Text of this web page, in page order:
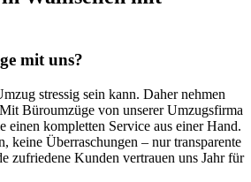
mit uns?
stressig sein kann. Daher nehmen
Büroumzüge von unserer Umzugsfirma
einen kompletten Service aus einer Hand.
keine Überraschungen – nur transparente
zufriedene Kunden vertrauen uns Jahr für